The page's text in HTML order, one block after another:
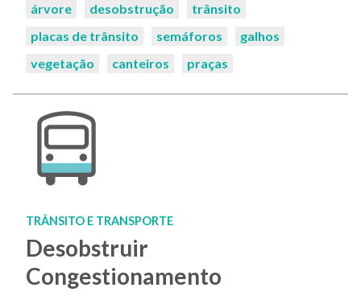
árvore
desobstrução
trânsito
placas de trânsito
semáforos
galhos
vegetação
canteiros praças
TRÂNSITO E TRANSPORTE
Desobstruir
Congestionamento